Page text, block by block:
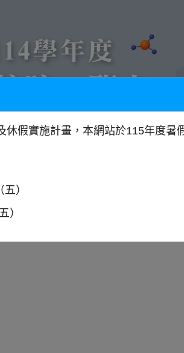
休假實施計畫，本網站於115年度暑
）
）